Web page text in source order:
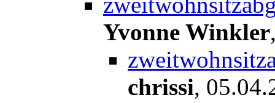
Yvonne Winkler
chrissi,